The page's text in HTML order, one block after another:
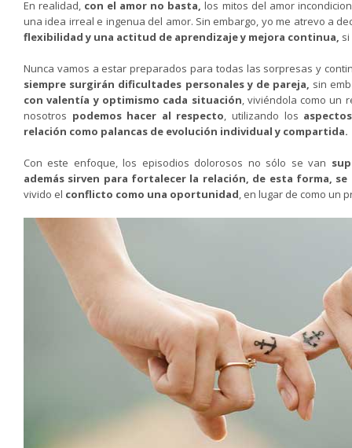
En realidad, con el amor no basta, los mitos del amor
una idea irreal e ingenua del amor. Sin embargo, yo me atrevo a
flexibilidad y una actitud de aprendizaje y mejora continua,
Nunca vamos a estar preparados para todas las sorpresas y
siempre surgirán dificultades personales y de pareja, sin
con valentía y optimismo cada situación viviéndola como un
nosotros podemos hacer al respecto utilizando los
relación como palancas de evolución individual y compartida.
Con este enfoque, los episodios dolorosos no sólo se van
además sirven para fortalecer la relación, de esta forma,
vivido el conflicto como una oportunidad en lugar de como un